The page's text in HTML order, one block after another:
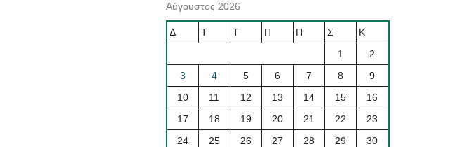
Αύγουστος 2026
Δ Τ Τ Π Π Σ
Κ
1
2
3
4 5 6 7 8
9
10
11 12 13 14 15
16
17
18 19 20 21 22
23
24
25 26 27 28 29
30